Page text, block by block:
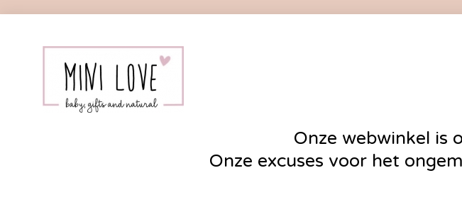
Onze webwinkel is
Onze excuses voor het